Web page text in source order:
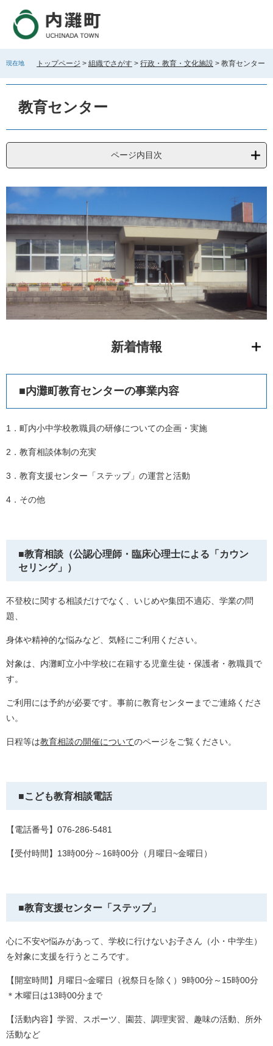
で
ば
へ
現在地 トップページ > 組織でさがす > 行政・教育・文化施設 > 教育センター
教育センター
ページ内目次
新着情報
■内灘町教育センターの事業内容
1．町内小中学校教職員の研修についての企画・実施
2．教育相談体制の充実
3．教育支援センター「ステップ」の運営と活動
4．その他
■教育相談（公認心理師・臨床心理士による「カウン
セリング」）
不登校に関する相談だけでなく、いじめや集団不適応、 学業の問
題、​
身体や精神的な悩みなど、 気軽にご利用ください。
対象は、内灘町立小中学校に在籍する児童生徒・保護者・教職員で
す。
ご利用には予約が必要です。事前に教育センターまでご連絡くださ
い。
日程等は教育相談の開催についてのページをご覧ください。
■こども教育相談電話
【電話番号】076-286-5481
【受付時間】13時00分～16時00分（月曜日~金曜日）
■教育支援センター「ステップ」
心に不安や悩みがあって、学校に行けないお子さん（小・中学生）
を対象に支援を行うところです。
【開室時間】月曜日~金曜日（祝祭日を除く）9時00分～15時00分
＊木曜日は13時00分まで
【活動内容】学習、スポーツ、園芸、調理実習、趣味の活動、所外
活動など